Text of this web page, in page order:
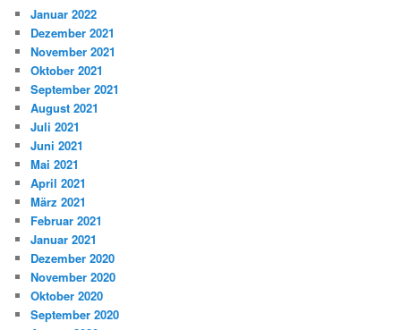
Januar 2022
Dezember 2021
November 2021
Oktober 2021
September 2021
August 2021
Juli 2021
Juni 2021
Mai 2021
April 2021
März 2021
Februar 2021
Januar 2021
Dezember 2020
November 2020
Oktober 2020
September 2020